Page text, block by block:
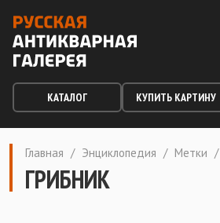
КАТАЛОГ КУПИТЬ КАРТИНУ
Главная / Энциклопедия / Метки /
ГРИБНИК